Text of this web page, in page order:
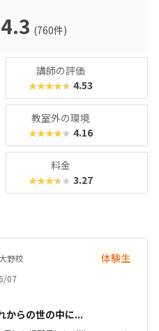
4.3 (760件)
講師の評価
★★★★★ 4.53
教室外の環境
★★★★★ 4.16
料金
★★★★★ 3.27
野校 体験生
07
からの世の中に...